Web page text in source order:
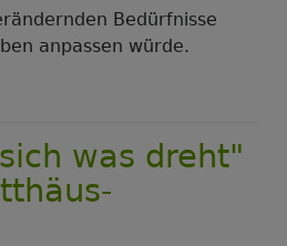
Bedürfnisse
anpassen würde.
was dreht"